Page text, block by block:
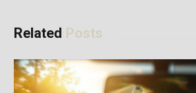
Related Posts